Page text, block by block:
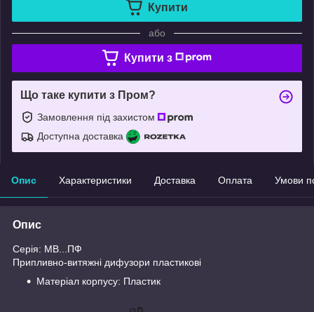
Купити
або
Купити з
Що таке купити з Пром?
Замовлення під захистом
Доступна доставка
Опис Характеристики Доставка Оплата Умови
Опис
Серія: МВ...ПФ
Припливно-витяжні дифузори пластикові
Матеріал корпусу: Пластик